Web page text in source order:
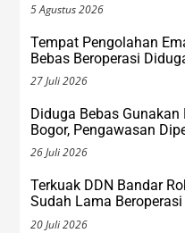
5 Agustus 2026
Tempat Pengolahan
Bebas Beroperasi
27 Juli 2026
Diduga Bebas
Bogor, Pengawasan
26 Juli 2026
Terkuak DDN Bandar
Sudah Lama Beroperasi
20 Juli 2026